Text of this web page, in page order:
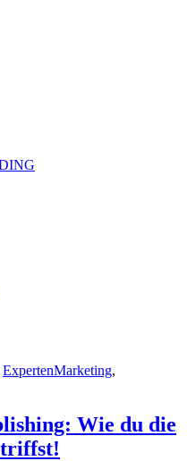
ExpertenMarketing,
Wie du die
triffst!